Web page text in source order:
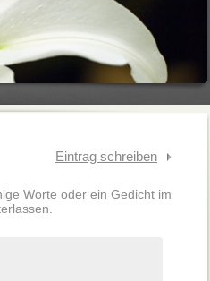
Eintrag schreiben
Worte oder ein Gedicht im